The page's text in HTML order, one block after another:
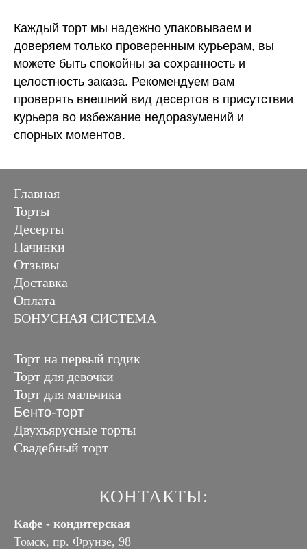
Каждый торт мы надежно упаковываем и
доверяем только проверенным курьерам, вы
можете быть спокойны за сохранность и
целостность заказа. Рекомендуем вам
проверять внешний вид десертов в присутствии
курьера во избежание недоразумений и
спорных моментов.
Главная
Торты
Десерты
Начинки
Отзывы
Доставка
Оплата
БОНУСНАЯ СИСТЕМА
Торт на первый годик
Торт для девочки
Торт для мальчика
Бенто-торт
Двухъярусные торты
Свадебный торт
КОНТАКТЫ:
Кафе - кондитерская
Томск, пр. Фрунзе, 98